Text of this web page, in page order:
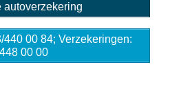
autoverzekering
440 00 84; Verzekeringen:
00 00